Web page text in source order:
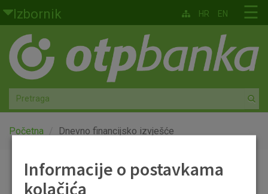
Skoči na glavni sadržaj
Izbornik
Građani
Privatno bankarstvo
Agro
Mala poduzeća i obrtnici
Globalna tržišta
☰
HR EN
Početna Dnevno financijsko izvješće
Dnevno financijsko
Informacije o postavkama
kolačića